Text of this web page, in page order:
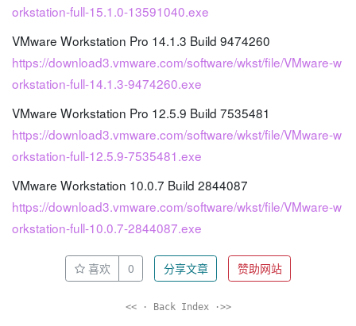
orkstation-full-15.1.0-13591040.exe
VMware Workstation Pro 14.1.3 Build 9474260
https://download3.vmware.com/software/wkst/file/VMware-w
orkstation-full-14.1.3-9474260.exe
VMware Workstation Pro 12.5.9 Build 7535481
https://download3.vmware.com/software/wkst/file/VMware-w
orkstation-full-12.5.9-7535481.exe
VMware Workstation 10.0.7 Build 2844087
https://download3.vmware.com/software/wkst/file/VMware-w
orkstation-full-10.0.7-2844087.exe
喜欢 0 分享文章 赞助网站
<< · Back Index ·>>